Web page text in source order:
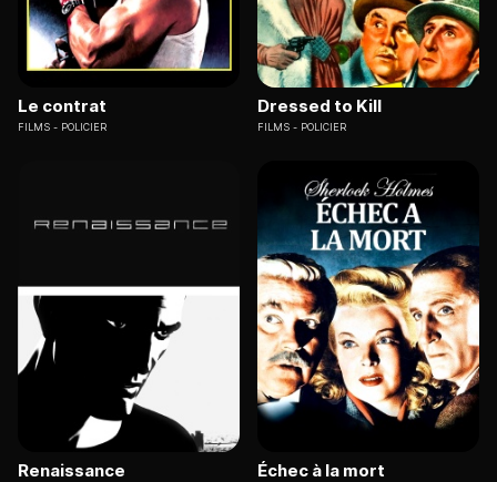
Le contrat
FILMS POLICIER
Dressed to Kill
FILMS POLICIER
Renaissance Échec à la mort